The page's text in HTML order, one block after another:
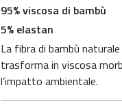
95% viscosa di bambù
5% elastan
La fibra di bambù
trasforma in viscosa
l’impatto ambientale.